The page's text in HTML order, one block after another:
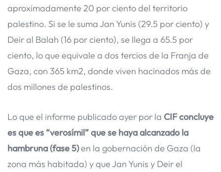
aproximadamente 20 por ciento del territorio
palestino. Si se le suma Jan Yunis (29.5 por ciento) y
Deir al Balah (16 por ciento), se llega a 65.5 por
ciento, lo que equivale a dos tercios de la Franja de
Gaza, con 365 km2, donde viven hacinados más de
dos millones de palestinos.
Lo que el informe publicado ayer por la CIF concluye
es que es “verosímil” que se haya alcanzado la
hambruna (fase 5)en la gobernación de Gaza (la
zona más habitada) y que Jan Yunis y Deir el